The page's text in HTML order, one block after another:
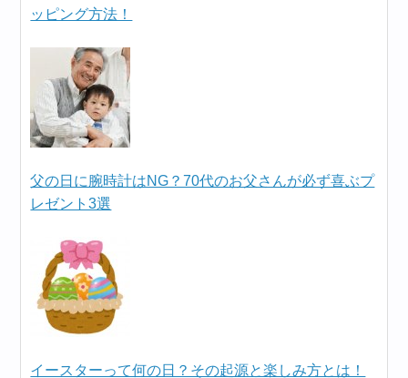
ッピング方法！
父の日に腕時計はNG？70代のお父さんが必ず喜ぶプ
レゼント3選
イースターって何の日？その起源と楽しみ方とは！